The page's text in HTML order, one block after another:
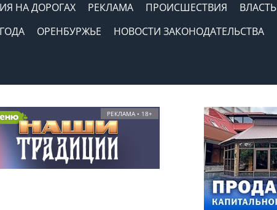
НА ДОРОГАХ РЕКЛАМА ПРОИСШЕСТВИЯ
ВЛАСТЬ
ОРЕНБУРЖЬЕ
НОВОСТИ ЗАКОНОДАТЕЛЬСТВА
РЕКЛАМА • 18+